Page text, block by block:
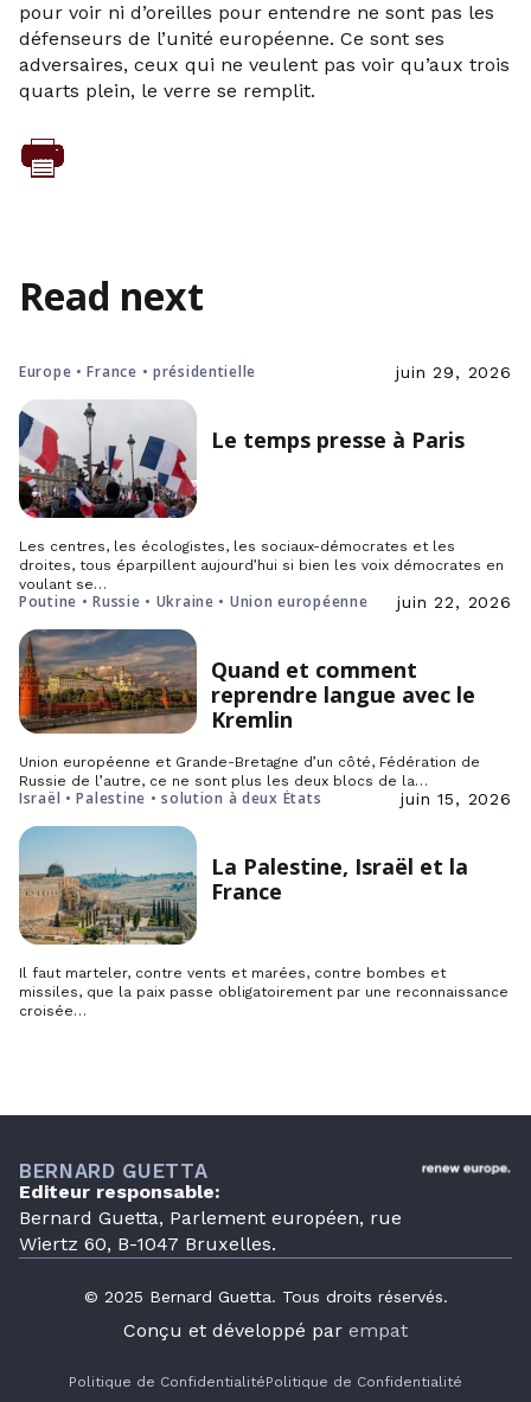
pour voir ni d’oreilles pour entendre ne sont pas les
défenseurs de l’unité européenne. Ce sont ses
adversaires, ceux qui ne veulent pas voir qu’aux trois
quarts plein, le verre se remplit.
Read next
Europe • France • présidentielle juin 29, 2026
Le temps presse à Paris
Les centres, les écologistes, les sociaux-démocrates et les
droites, tous éparpillent aujourd’hui si bien les voix démocrates en
voulant se…
Poutine • Russie • Ukraine • Union européenne juin 22, 2026
Quand et comment
reprendre langue avec le
Kremlin
Union européenne et Grande-Bretagne d’un côté, Fédération de
Russie de l’autre, ce ne sont plus les deux blocs de la…
Israël • Palestine • solution à deux États juin 15, 2026
La Palestine, Israël et la
France
Il faut marteler, contre vents et marées, contre bombes et
missiles, que la paix passe obligatoirement par une reconnaissance
croisée…
BERNARD GUETTA
Editeur responsable:
Bernard Guetta, Parlement européen, rue
Wiertz 60, B-1047 Bruxelles.
© 2025 Bernard Guetta. Tous droits réservés.
Conçu et développé par empat
Politique de ConfidentialitéPolitique de Confidentialité